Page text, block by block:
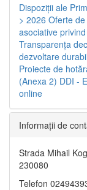
Dispoziţii ale
> 2026 Oferte
asociative
Transparenţa
dezvoltare
Proiecte de
(Anexa 2) DDI -
online
Informaţii de
Strada Mihail
230080
Telefon